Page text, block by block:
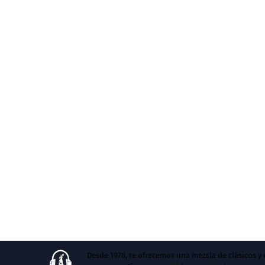
Desde 1978, te ofrecemos una mezcla de